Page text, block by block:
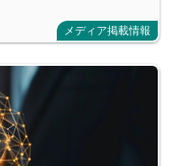
メディア掲載情報